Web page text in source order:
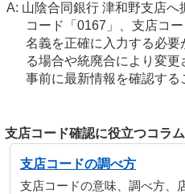
山陰合同銀行 津和野支店
コード「0167」、支店コ
名義を正確に入力する必
る場合や統廃合により変更
事前に最新情報を確認する
支店コード確認に役立つコラム
支店コードの調べ方
支店コードの意味、調べ方、